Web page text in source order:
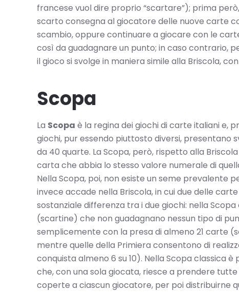
francese vuol dire proprio “scartare”); prima
scarto consegna al giocatore delle nuove carte
scambio, oppure continuare a giocare con le
così da guadagnare un punto; in caso contrario,
il gioco si svolge in maniera simile alla Briscola,
Scopa
La Scopa è la regina dei giochi di carte italiani e,
giochi, pur essendo piuttosto diversi, presentano
da 40 quarte. La Scopa, però, rispetto alla
carta che abbia lo stesso valore numerale di
Nella Scopa, poi, non esiste un seme prevalente
invece accade nella Briscola, in cui due delle
sostanziale differenza tra i due giochi: nella
(scartine) che non guadagnano nessun tipo di
semplicemente con la presa di almeno 21 carte
mentre quelle della Primiera consentono di
conquista almeno 6 su 10). Nella Scopa classica
che, con una sola giocata, riesce a prendere
coperte a ciascun giocatore, per poi distribuirne